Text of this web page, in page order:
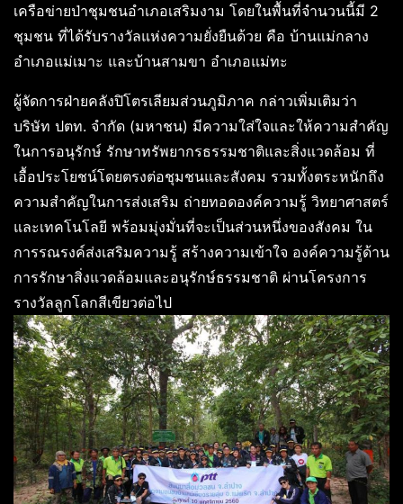
เครือข่ายป่าชุมชนอำเภอเสริมงาม โดยในพื้นที่จำนวนนี้มี 2
ชุมชน ที่ได้รับรางวัลแห่งความยั่งยืนด้วย คือ บ้านแม่กลาง
อำเภอแม่เมาะ และบ้านสามขา อำเภอแม่ทะ
ผู้จัดการฝ่ายคลังปิโตรเลียมส่วนภูมิภาค กล่าวเพิ่มเติมว่า
บริษัท ปตท. จำกัด (มหาชน) มีความใส่ใจและให้ความสำคัญ
ในการอนุรักษ์ รักษาทรัพยากรธรรมชาติและสิ่งแวดล้อม ที่
เอื้อประโยชน์โดยตรงต่อชุมชนและสังคม รวมทั้งตระหนักถึง
ความสำคัญในการส่งเสริม ถ่ายทอดองค์ความรู้ วิทยาศาสตร์
และเทคโนโลยี พร้อมมุ่งมั่นที่จะเป็นส่วนหนึ่งของสังคม ใน
การรณรงค์ส่งเสริมความรู้ สร้างความเข้าใจ องค์ความรู้ด้าน
การรักษาสิ่งแวดล้อมและอนุรักษ์ธรรมชาติ ผ่านโครงการ
รางวัลลูกโลกสีเขียวต่อไป